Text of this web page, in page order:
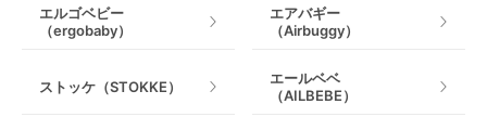
エルゴベビー
（ergobaby）
エアバギー
（Airbuggy）
ストッケ（STOKKE）
エールベベ
（AILBEBE）